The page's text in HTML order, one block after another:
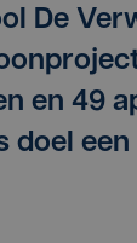
De
en 49
doel